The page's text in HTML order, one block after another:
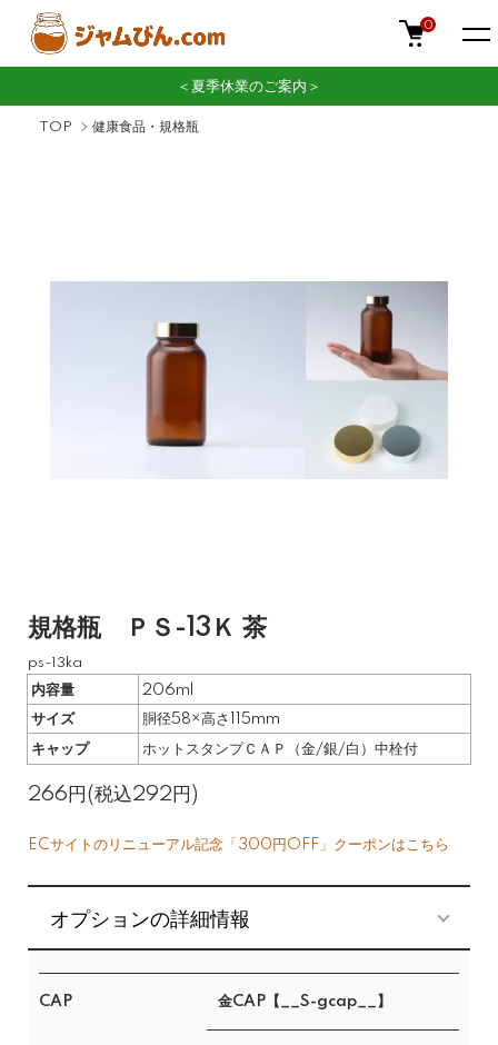
0
＜夏季休業のご案内＞
TOP 健康食品・規格瓶
規格瓶 ＰＳ-13Ｋ 茶
ps-13ka
内容量
206ml
サイズ
胴径58×高さ115mm
キャップ
ホットスタンプＣＡＰ（金/銀/白）中栓付
266円(税込292円)
ECサイトのリニューアル記念「300円OFF」クーポンはこちら
オプションの詳細情報
CAP 金CAP【__S-gcap__】